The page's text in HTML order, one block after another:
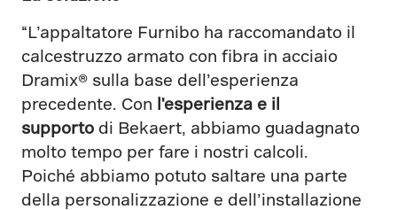
“L’appaltatore Furnibo ha raccomandato il
calcestruzzo armato con fibra in acciaio
Dramix® sulla base dell’esperienza
precedente. Con l'esperienza e il
supporto di Bekaert, abbiamo guadagnato
molto tempo per fare i nostri calcoli.
Poiché abbiamo potuto saltare una parte
della personalizzazione e dell’installazione